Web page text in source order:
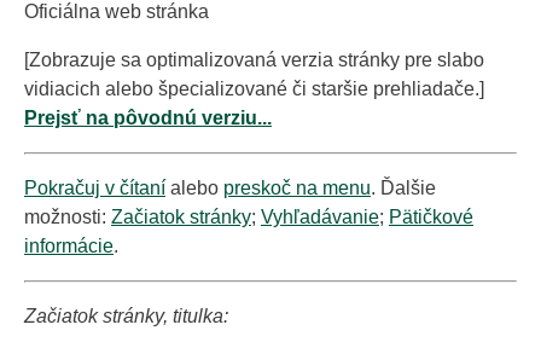
Oficiálna web stránka
[Zobrazuje sa optimalizovaná verzia stránky pre slabo
vidiacich alebo špecializované či staršie prehliadače.]
Prejsť na pôvodnú verziu...
Pokračuj v čítaní alebo preskoč na menu. Ďalšie
možnosti: Začiatok stránky; Vyhľadávanie; Pätičkové
informácie.
Začiatok stránky, titulka: